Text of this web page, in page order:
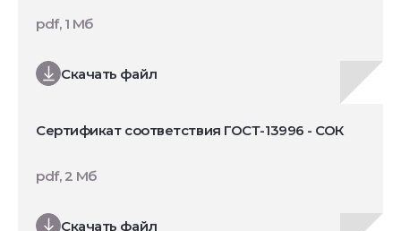
Скачать файл
pdf, 1 Мб
Сертификат соответствия ГОСТ-13996 - СОК
Скачать файл
pdf, 2 Мб